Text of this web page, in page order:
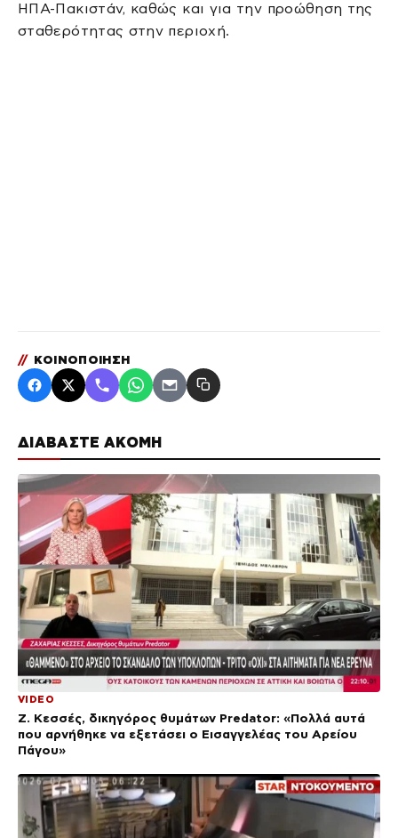
ΔΙΑΒΑΣΤΕ ΑΚΟΜΗ
VIDEO
Ζ. Κεσσές, δικηγόρος θυμάτων Predator: «Πολλά αυτά
που αρνήθηκε να εξετάσει ο Εισαγγελέας του Αρείου
Πάγου»
ΗΠΑ-Πακιστάν, καθώς και για την προώθηση της
σταθερότητας στην περιοχή.
// ΚΟΙΝΟΠΟΙΗΣΗ